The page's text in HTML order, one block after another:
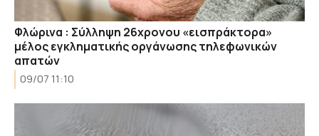
Φλώρινα : Σύλληψη 26χρονου «εισπράκτορα»
μέλος εγκληματικής οργάνωσης τηλεφωνικών
απατών
09/07 11:10